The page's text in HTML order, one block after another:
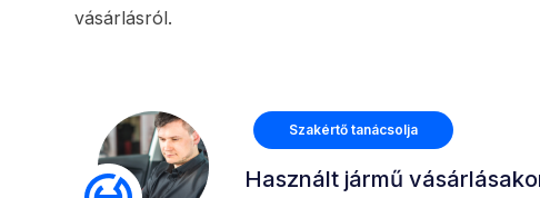
vásárlásról.
Szakértő tanácsolja
Használt jármű